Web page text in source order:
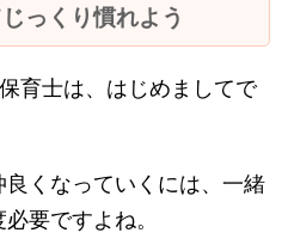
っくり慣れよう
育士は、はじめましてで
くなっていくには、一緒
要ですよね。